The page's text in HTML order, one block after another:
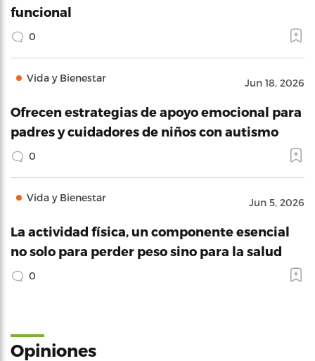
funcional
0
Vida y Bienestar Jun 18, 2026
Ofrecen estrategias de apoyo emocional para
padres y cuidadores de niños con autismo
0
Vida y Bienestar Jun 5, 2026
La actividad física, un componente esencial
no solo para perder peso sino para la salud
0
Opiniones